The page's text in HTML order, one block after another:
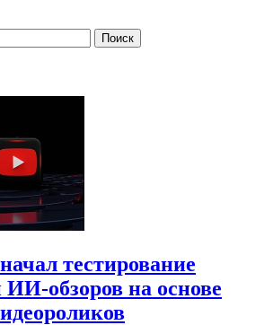
тестирование
обзоров на основе